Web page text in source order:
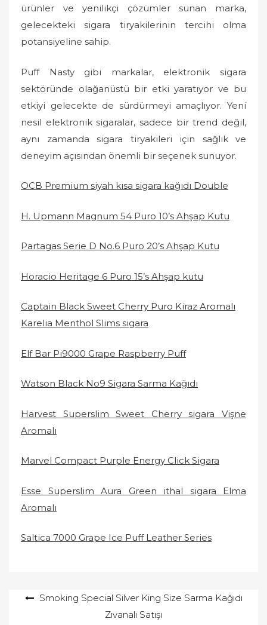
ürünler ve yenilikçi çözümler sunan marka,
gelecekteki sigara tiryakilerinin tercihi olma
potansiyeline sahip.
Puff Nasty gibi markalar, elektronik sigara
sektöründe olağanüstü bir etki yaratıyor ve bu
etkiyi gelecekte de sürdürmeyi amaçlıyor. Yeni
nesil elektronik sigaralar, sadece bir trend değil,
aynı zamanda sigara tiryakileri için sağlık ve
deneyim açısından önemli bir seçenek sunuyor.
OCB Premium siyah kısa sigara kağıdı Double
H. Upmann Magnum 54 Puro 10’s Ahşap Kutu
Partagas Serie D No.6 Puro 20’s Ahşap Kutu
Horacio Heritage 6 Puro 15’s Ahşap kutu
Captain Black Sweet Cherry Puro Kiraz Aromalı
Karelia Menthol Slims sigara
Elf Bar Pi9000 Grape Raspberry Puff
Watson Black No9 Sigara Sarma Kağıdı
Harvest Superslim Sweet Cherry sigara Vişne
Aromalı
Marvel Compact Purple Energy Click Sigara
Esse Superslim Aura Green ithal sigara Elma
Aromalı
Saltica 7000 Grape Ice Puff Leather Series
Yazı
Smoking Special Silver King Size Sarma Kağıdı
Zıvanalı Satışı